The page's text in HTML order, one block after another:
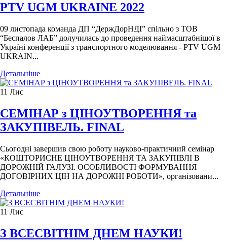
PTV UGM UKRAINE 2022
09 листопада команда ДП “ДержДорНДІ” спільно з ТОВ
“Беспалов ЛАБ” долучилась до проведення наймасштабнішої в
Україні конференції з транспортного моделювання - PTV UGM
UKRAIN...
Детальніше
11 Лис
СЕМІНАР з ЦІНОУТВОРЕННЯ та
ЗАКУПІВЕЛЬ. FINAL
Сьогодні завершив свою роботу науково-практичний семінар
«КОШТОРИСНЕ ЦІНОУТВОРЕННЯ ТА ЗАКУПІВЛІ В
ДОРОЖНІЙ ГАЛУЗІ. ОСОБЛИВОСТІ ФОРМУВАННЯ
ДОГОВІРНИХ ЦІН НА ДОРОЖНІ РОБОТИ», організовани...
Детальніше
11 Лис
З ВСЕСВІТНІМ ДНЕМ НАУКИ!